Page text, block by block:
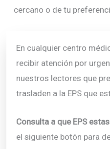
cercano o de tu
En cualquier centro
recibir atención por
nuestros lectores que
trasladen a la EPS que
Consulta a que EPS
el siguiente botón para